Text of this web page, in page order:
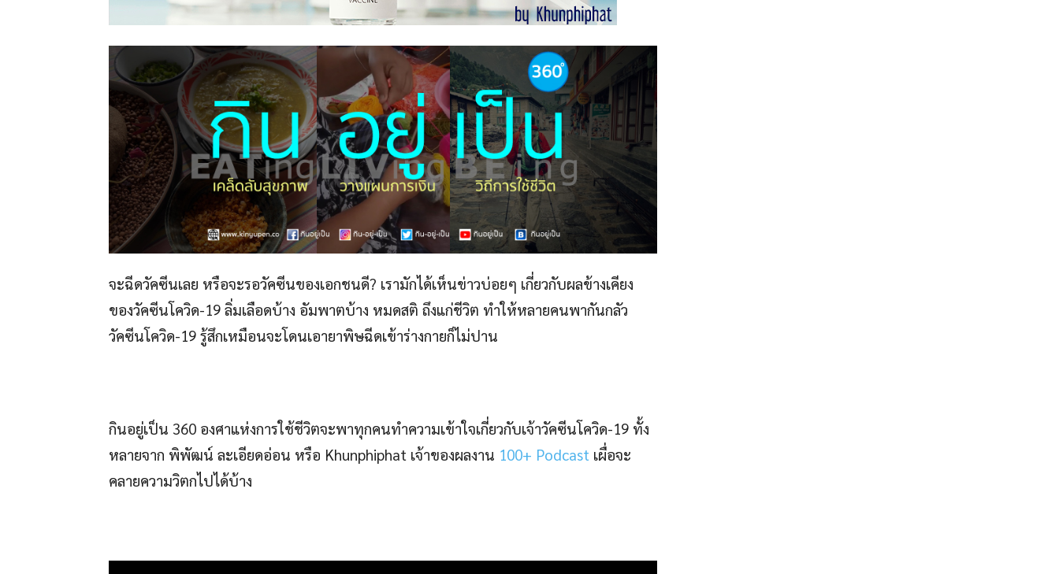
จะฉีดวัคซีนเลย หรือจะรอวัคซีนของเอกชนดี? เรามักได้เห็นข่าวบ่อยๆ เกี่ยวกับผลข้างเคียง
ของวัคซีนโควิด-19 ลิ่มเลือดบ้าง อัมพาตบ้าง หมดสติ ถึงแก่ชีวิต ทำให้หลายคนพากันกลัว
วัคซีนโควิด-19 รู้สึกเหมือนจะโดนเอายาพิษฉีดเข้าร่างกายก็ไม่ปาน
กินอยู่เป็น 360 องศาแห่งการใช้ชีวิตจะพาทุกคนทำความเข้าใจเกี่ยวกับเจ้าวัคซีนโควิด-19 ทั้ง
หลายจาก พิพัฒน์ ละเอียดอ่อน หรือ Khunphiphat เจ้าของผลงาน 100+ Podcast เผื่อจะ
คลายความวิตกไปได้บ้าง